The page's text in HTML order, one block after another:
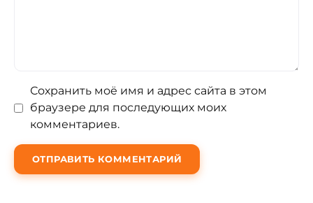
Сохранить моё имя и адрес сайта в этом
браузере для последующих моих
комментариев.